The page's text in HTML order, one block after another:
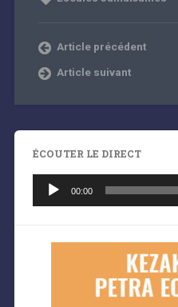
Article précédent
Article suivant
ÉCOUTER LE DIRECT
audio
00:00